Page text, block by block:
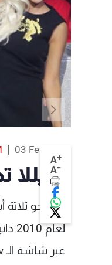
A+
A-
03 Feb 2014
دانيللا
بعد نحو
عبر شاشة الـ mtv. ونالت دانيلا نسبة 64% من الاصوات مقابل 36 % لمايا نعمة.